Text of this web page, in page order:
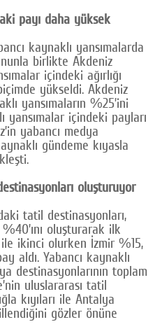
payı daha yüksek
kaynaklı yansımalarda
birlikte Akdeniz
içindeki ağırlığı
yükseldi. Akdeniz
yansımaların %25’ini
yansımalar içindeki payları
yabancı medya
gündeme kıyasla
oluşturuyor
tatil destinasyonları,
oluşturarak ilk
ikinci olurken İzmir %15,
aldı. Yabancı kaynaklı
destinasyonlarının toplam
uluslararası tatil
kıyıları ile Antalya
gözler önüne